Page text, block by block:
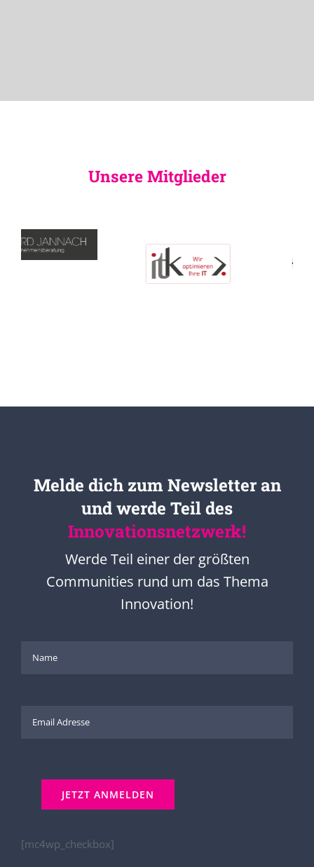
Unsere Mitglieder
Melde dich zum Newsletter an
und werde Teil des
Innovationsnetzwerk!
Werde Teil einer der größten
Communities rund um das Thema
Innovation!
[mc4wp_checkbox]